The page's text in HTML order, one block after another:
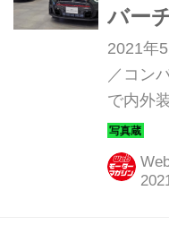
バー
デザ
2021年
／コン
で内外
デルの
う。